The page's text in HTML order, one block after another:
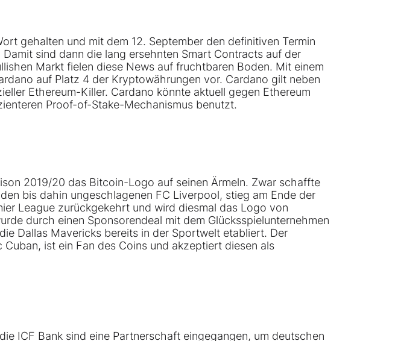
gehalten und mit dem 12. September den definitiven Termin
sind dann die lang ersehnten Smart Contracts auf der
Markt fielen diese News auf fruchtbaren Boden. Mit einem
auf Platz 4 der Kryptowährungen vor. Cardano gilt neben
Ethereum-Killer. Cardano könnte aktuell gegen Ethereum
Proof-of-Stake-Mechanismus benutzt.
2019/20 das Bitcoin-Logo auf seinen Ärmeln. Zwar schaffte
bis dahin ungeschlagenen FC Liverpool, stieg am Ende der
League zurückgekehrt und wird diesmal das Logo von
durch einen Sponsorendeal mit dem Glücksspielunternehmen
Dallas Mavericks bereits in der Sportwelt etabliert. Der
ist ein Fan des Coins und akzeptiert diesen als
ICF Bank sind eine Partnerschaft eingegangen, um deutschen